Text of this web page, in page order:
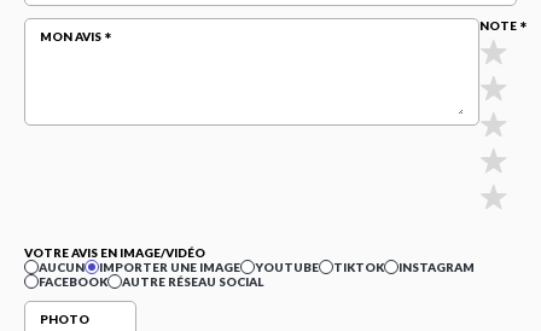
MON AVIS
NOTE
VOTRE AVIS EN IMAGE/VIDÉO
AUCUN
IMPORTER UNE IMAGE YOUTUBE TIKTOK
INSTAGRAM
FACEBOOK
AUTRE RÉSEAU SOCIAL
PHOTO